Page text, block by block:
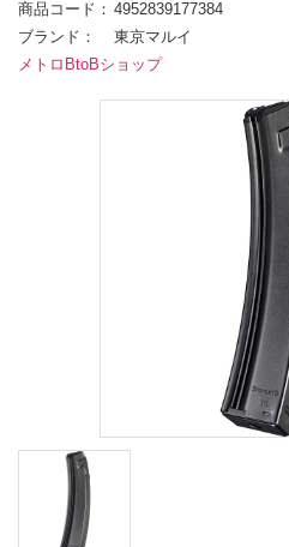
商品コード
4952839177384
ブランド
東京マルイ
メトロBtoBショップ